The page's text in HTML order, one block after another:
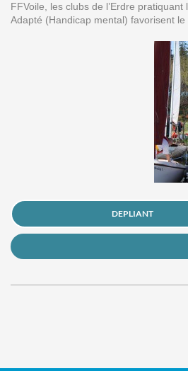
FFVoile, les clubs de l’Erdre
Adapté (Handicap mental) favorisent
DEPLIANT